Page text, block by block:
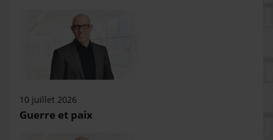
10 juillet 2026
Guerre et paix